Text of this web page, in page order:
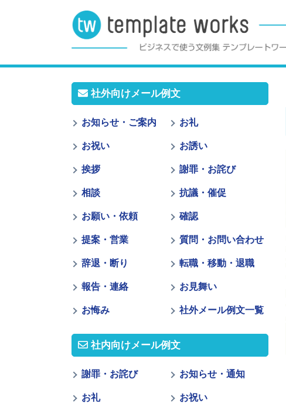
社外向けメール例文
お知らせ・ご案内 お礼
お祝い お誘い
挨拶 謝罪・お詫び
相談 抗議・催促
お願い・依頼 確認
提案・営業 質問・お問い合わせ
辞退・断り 転職・移動・退職
報告・連絡 お見舞い
お悔み 社外メール例文一覧
社内向けメール例文
謝罪・お詫び お知らせ・通知
お礼 お祝い